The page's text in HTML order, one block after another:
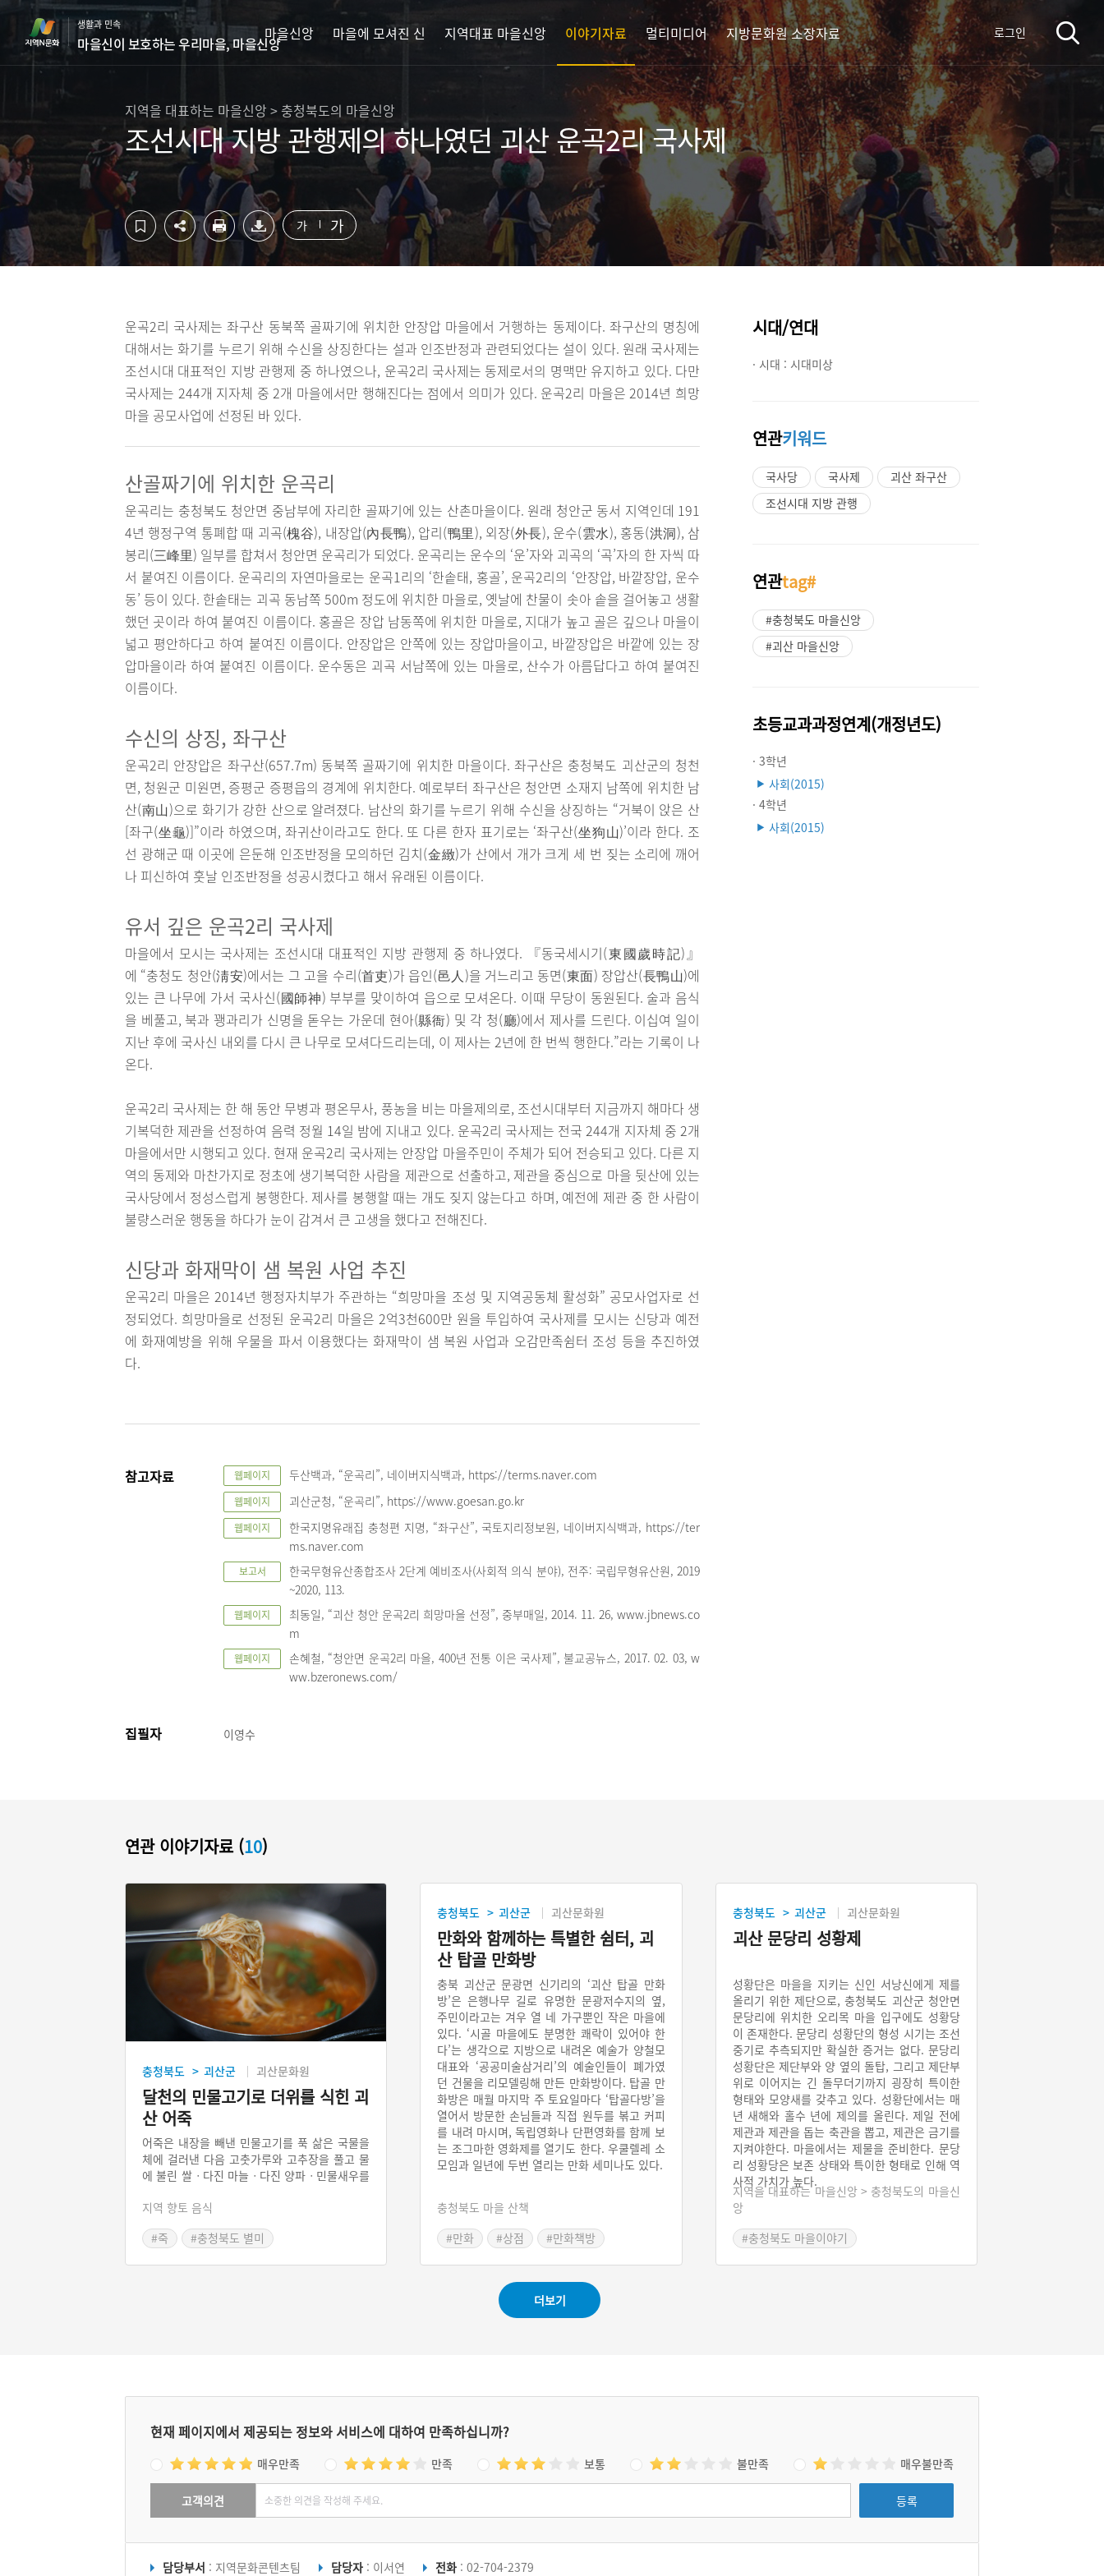
컨
영
가
기
하
역
기
생활과 민속
마을신이 보호하는 우리마을, 마을신앙
마을신앙 마을에 모셔진 신 지역대표 마을신앙 이야기자료 멀티미디어 지방문화원 소장자료 로그인
지역을 대표하는 마을신앙 > 충청북도의 마을신앙
조선시대 지방 관행제의 하나였던 괴산 운곡2리 국사제
가 가
운곡2리 국사제는 좌구산 동북쪽 골짜기에 위치한 안장압 마을에서 거행하는 동제이다. 좌구산의 명칭에
대해서는 화기를 누르기 위해 수신을 상징한다는 설과 인조반정과 관련되었다는 설이 있다. 원래 국사제는
조선시대 대표적인 지방 관행제 중 하나였으나, 운곡2리 국사제는 동제로서의 명맥만 유지하고 있다. 다만
국사제는 244개 지자체 중 2개 마을에서만 행해진다는 점에서 의미가 있다. 운곡2리 마을은 2014년 희망
마을 공모사업에 선정된 바 있다.
산골짜기에 위치한 운곡리
운곡리는 충청북도 청안면 중남부에 자리한 골짜기에 있는 산촌마을이다. 원래 청안군 동서 지역인데 191
4년 행정구역 통폐합 때 괴곡(槐谷), 내장압(內長鴨), 압리(鴨里), 외장(外長), 운수(雲水), 홍동(洪洞), 삼
봉리(三峰里) 일부를 합쳐서 청안면 운곡리가 되었다. 운곡리는 운수의 ‘운’자와 괴곡의 ‘곡’자의 한 자씩 따
서 붙여진 이름이다. 운곡리의 자연마을로는 운곡1리의 ‘한솥태, 홍골’, 운곡2리의 ‘안장압, 바깥장압, 운수
동’ 등이 있다. 한솥태는 괴곡 동남쪽 500m 정도에 위치한 마을로, 옛날에 찬물이 솟아 솥을 걸어놓고 생활
했던 곳이라 하여 붙여진 이름이다. 홍골은 장압 남동쪽에 위치한 마을로, 지대가 높고 골은 깊으나 마을이
넓고 평안하다고 하여 붙여진 이름이다. 안장압은 안쪽에 있는 장압마을이고, 바깥장압은 바깥에 있는 장
압마을이라 하여 붙여진 이름이다. 운수동은 괴곡 서남쪽에 있는 마을로, 산수가 아름답다고 하여 붙여진
이름이다.
수신의 상징, 좌구산
운곡2리 안장압은 좌구산(657.7m) 동북쪽 골짜기에 위치한 마을이다. 좌구산은 충청북도 괴산군의 청천
면, 청원군 미원면, 증평군 증평읍의 경계에 위치한다. 예로부터 좌구산은 청안면 소재지 남쪽에 위치한 남
산(南山)으로 화기가 강한 산으로 알려졌다. 남산의 화기를 누르기 위해 수신을 상징하는 “거북이 앉은 산
[좌구(坐龜)]”이라 하였으며, 좌귀산이라고도 한다. 또 다른 한자 표기로는 ‘좌구산(坐狗山)’이라 한다. 조
선 광해군 때 이곳에 은둔해 인조반정을 모의하던 김치(金緻)가 산에서 개가 크게 세 번 짖는 소리에 깨어
나 피신하여 훗날 인조반정을 성공시켰다고 해서 유래된 이름이다.
유서 깊은 운곡2리 국사제
마을에서 모시는 국사제는 조선시대 대표적인 지방 관행제 중 하나였다. 『동국세시기(東國歲時記)』
에 “충청도 청안(淸安)에서는 그 고을 수리(首吏)가 읍인(邑人)을 거느리고 동면(東面) 장압산(長鴨山)에
있는 큰 나무에 가서 국사신(國師神) 부부를 맞이하여 읍으로 모셔온다. 이때 무당이 동원된다. 술과 음식
을 베풀고, 북과 꽹과리가 신명을 돋우는 가운데 현아(縣衙) 및 각 청(廳)에서 제사를 드린다. 이십여 일이
지난 후에 국사신 내외를 다시 큰 나무로 모셔다드리는데, 이 제사는 2년에 한 번씩 행한다.”라는 기록이 나
온다.
운곡2리 국사제는 한 해 동안 무병과 평온무사, 풍농을 비는 마을제의로, 조선시대부터 지금까지 해마다 생
기복덕한 제관을 선정하여 음력 정월 14일 밤에 지내고 있다. 운곡2리 국사제는 전국 244개 지자체 중 2개
마을에서만 시행되고 있다. 현재 운곡2리 국사제는 안장압 마을주민이 주체가 되어 전승되고 있다. 다른 지
역의 동제와 마찬가지로 정초에 생기복덕한 사람을 제관으로 선출하고, 제관을 중심으로 마을 뒷산에 있는
국사당에서 정성스럽게 봉행한다. 제사를 봉행할 때는 개도 짖지 않는다고 하며, 예전에 제관 중 한 사람이
불량스러운 행동을 하다가 눈이 감겨서 큰 고생을 했다고 전해진다.
신당과 화재막이 샘 복원 사업 추진
운곡2리 마을은 2014년 행정자치부가 주관하는 “희망마을 조성 및 지역공동체 활성화” 공모사업자로 선
정되었다. 희망마을로 선정된 운곡2리 마을은 2억3천600만 원을 투입하여 국사제를 모시는 신당과 예전
에 화재예방을 위해 우물을 파서 이용했다는 화재막이 샘 복원 사업과 오감만족쉼터 조성 등을 추진하였
다.
참고자료 웹페이지 두산백과, “운곡리”, 네이버지식백과, https://terms.naver.com
웹페이지 괴산군청, “운곡리”, https://www.goesan.go.kr
웹페이지
한국지명유래집 충청편 지명, “좌구산”, 국토지리정보원, 네이버지식백과, https://ter
ms.naver.com
보고서
한국무형유산종합조사 2단계 예비조사(사회적 의식 분야), 전주: 국립무형유산원, 2019
~2020, 113.
웹페이지
최동일, “괴산 청안 운곡2리 희망마을 선정”, 중부매일, 2014. 11. 26, www.jbnews.co
m
웹페이지
손혜철, “청안면 운곡2리 마을, 400년 전통 이은 국사제”, 불교공뉴스, 2017. 02. 03, w
ww.bzeronews.com/
집필자 이영수
시대/연대
· 시대 : 시대미상
연관키워드
국사당 국사제
괴산 좌구산
조선시대 지방 관행
연관tag#
#충청북도 마을신앙
#괴산 마을신앙
초등교과과정연계(개정년도)
· 3학년
▶ 사회(2015)
· 4학년
▶ 사회(2015)
연관 이야기자료 (10)
충청북도 > 괴산군 괴산문화원
달천의 민물고기로 더위를 식힌 괴
산 어죽
어죽은 내장을 빼낸 민물고기를 푹 삶은 국물을
체에 걸러낸 다음 고춧가루와 고추장을 풀고 물
에 불린 쌀ㆍ다진 마늘ㆍ다진 양파ㆍ민물새우를
가루ㆍ참기름 등을 넣고 한소끔 더 끓여낸 충청
북도 괴산군의 향토음식이다.
지역 향토 음식
#죽
#충청북도 별미
충청북도 > 괴산군 괴산문화원
만화와 함께하는 특별한 쉼터, 괴
산 탑골 만화방
충북 괴산군 문광면 신기리의 ‘괴산 탑골 만화
방’은 은행나무 길로 유명한 문광저수지의 옆,
주민이라고는 겨우 열 네 가구뿐인 작은 마을에
있다. ‘시골 마을에도 분명한 쾌락이 있어야 한
다’는 생각으로 지방으로 내려온 예술가 양철모
대표와 ‘공공미술삼거리’의 예술인들이 폐가였
던 건물을 리모델링해 만든 만화방이다. 탑골 만
화방은 매월 마지막 주 토요일마다 ‘탑골다방’을
열어서 방문한 손님들과 직접 원두를 볶고 커피
를 내려 마시며, 독립영화나 단편영화를 함께 보
는 조그마한 영화제를 열기도 한다. 우쿨렐레 소
모임과 일년에 두번 열리는 만화 세미나도 있다.
충청북도 마을 산책
#만화
#상점
#만화책방
충청북도 > 괴산군 괴산문화원
괴산 문당리 성황제
성황단은 마을을 지키는 신인 서낭신에게 제를
올리기 위한 제단으로, 충청북도 괴산군 청안면
문당리에 위치한 오리목 마을 입구에도 성황당
이 존재한다. 문당리 성황단의 형성 시기는 조선
중기로 추측되지만 확실한 증거는 없다. 문당리
성황단은 제단부와 양 옆의 돌탑, 그리고 제단부
위로 이어지는 긴 돌무더기까지 굉장히 특이한
형태와 모양새를 갖추고 있다. 성황단에서는 매
년 새해와 홀수 년에 제의를 올린다. 제일 전에
제관과 제관을 돕는 축관을 뽑고, 제관은 금기를
지켜야한다. 마을에서는 제물을 준비한다. 문당
리 성황당은 보존 상태와 특이한 형태로 인해 역
사적 가치가 높다.
지역을 대표하는 마을신앙 > 충청북도의 마을신
앙
#충청북도 마을이야기
더보기
현재 페이지에서 제공되는 정보와 서비스에 대하여 만족하십니까?
매우만족 만족 보통 불만족 매우불만족
고객의견 등록
담당부서 : 지역문화콘텐츠팀 담당자 : 이서연 전화 : 02-704-2379